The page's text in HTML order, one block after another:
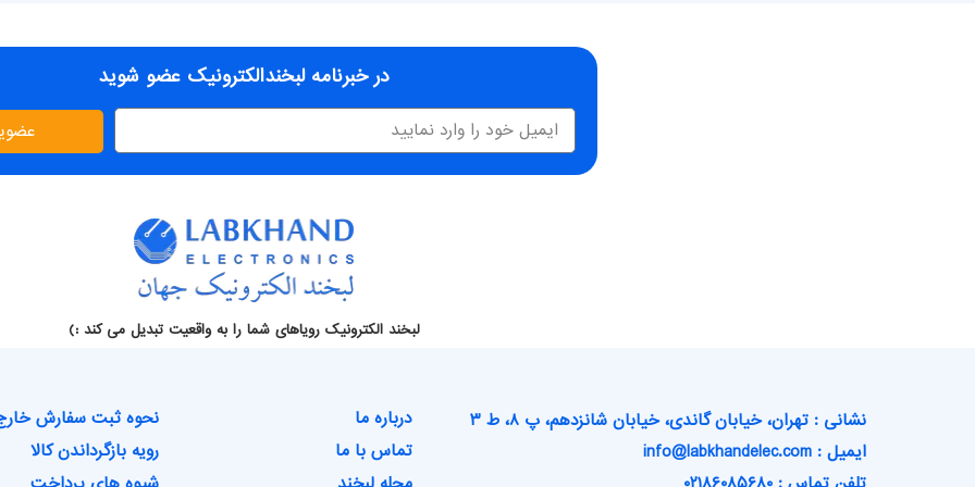
در خبرنامه لبخندالکترونیک عضو شوید
لبخند الکترونیک رویاهای شما را به واقعیت تبدیل می کند :)
نشانی : تهران، خیابان گاندی، خیابان شانزدهم، پ ۸، ط ۳
ایمیل : info@labkhandelec.com
درباره ما
تماس با ما
نحوه ثبت سفارش
رویه بازگرداندن کالا